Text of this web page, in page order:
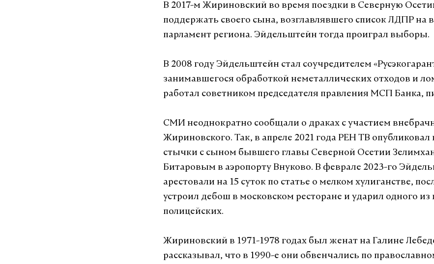
В 2017-м Жириновский во время поездки в Северную
поддержать своего сына, возглавлявшего список ЛДПР на
парламент региона. Эйдельштейн тогда проиграл выборы.
В 2008 году Эйдельштейн стал соучредителем
занимавшегося обработкой неметаллических отходов и
работал советником председателя правления МСП Банка,
СМИ неоднократно сообщали о драках с участием
Жириновского. Так, в апреле 2021 года РЕН ТВ опубликовал
стычки с сыном бывшего главы Северной Осетии
Битаровым в аэропорту Внуково. В феврале 2023-го
арестовали на 15 суток по статье о мелком хулиганстве,
устроил дебош в московском ресторане и ударил одного
полицейских.
Жириновский в 1971-1978 годах был женат на Галине
рассказывал, что в 1990-е они обвенчались по